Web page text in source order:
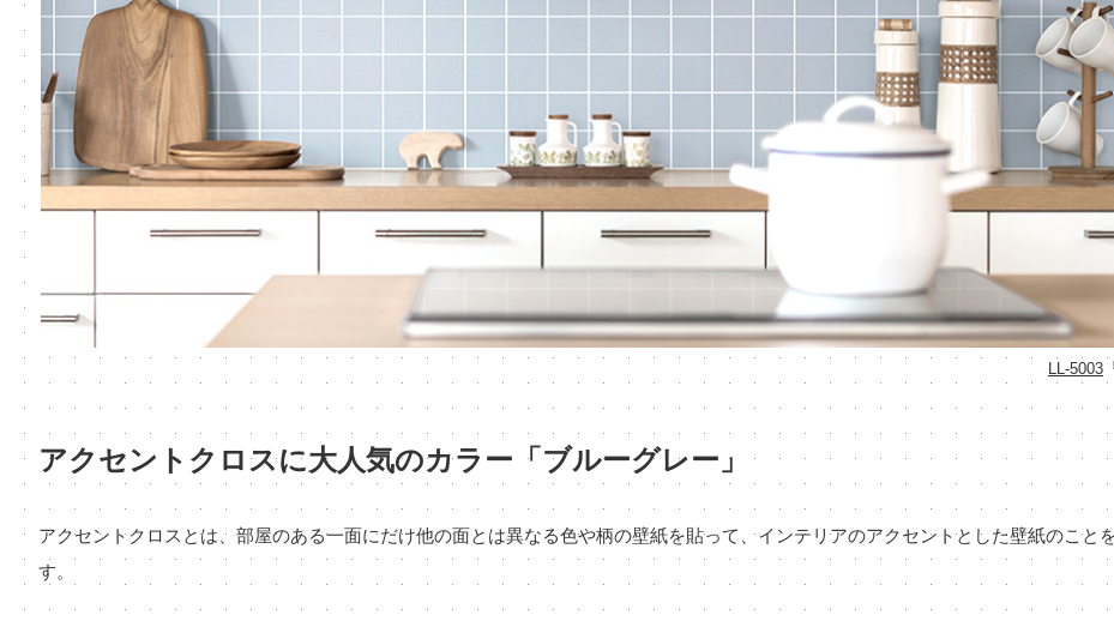
LL-5003
アクセントクロスに大人気のカラー「ブルーグレー」
アクセントクロスとは、部屋のある一面にだけ他の面とは異なる色や柄の壁紙を貼って、インテリアのアクセントとした壁紙のこと
す。